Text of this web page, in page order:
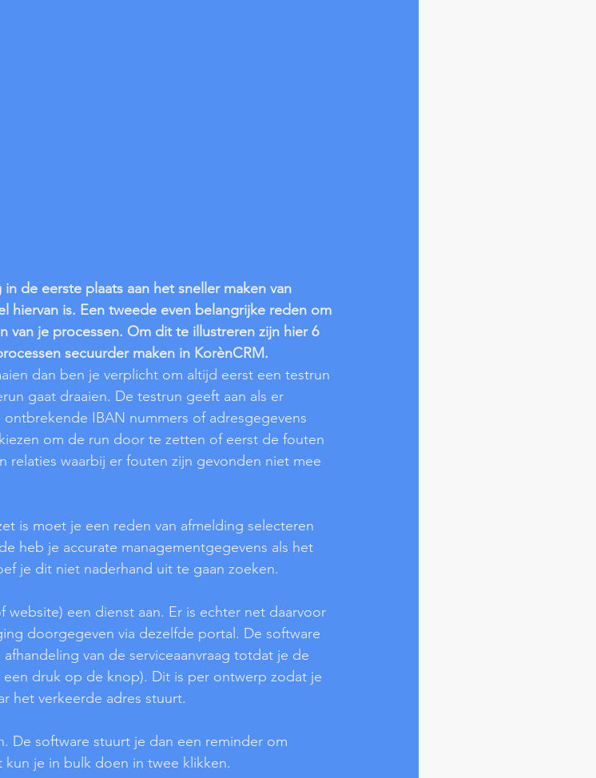
de eerste plaats aan het sneller maken van
hiervan is. Een tweede even belangrijke reden om
van je processen. Om dit te illustreren zijn hier 6
secuurder maken in KorènCRM.
dan ben je verplicht om altijd eerst een testrun
gaat draaien. De testrun geeft aan als er
IBAN nummers of adresgegevens
om de run door te zetten of eerst de fouten
relaties waarbij er fouten zijn gevonden niet mee
is moet je een reden van afmelding selecteren
heb je accurate managementgegevens als het
je dit niet naderhand uit te gaan zoeken.
website) een dienst aan. Er is echter net daarvoor
doorgegeven via dezelfde portal. De software
van de serviceaanvraag totdat je de
druk op de knop). Dit is per ontwerp zodat je
het verkeerde adres stuurt.
De software stuurt je dan een reminder om
je in bulk doen in twee klikken.